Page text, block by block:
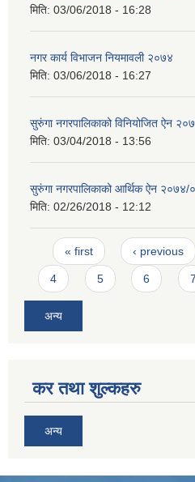
मिति: 03/06/2018 - 16:28
नगर कार्य विभाजन नियमावली २०७४
मिति: 03/06/2018 - 16:27
सुरुंगा नगरपालिकाको विनियोजित ऐन
मिति: 03/04/2018 - 13:56
सुरुंगा नगरपालिकाको आर्थिक ऐन २०७४/
मिति: 02/26/2018 - 12:12
Pages
« first ‹ previous
4 5 6 7
अन्य
कर तथा शुल्कहरु
अन्य